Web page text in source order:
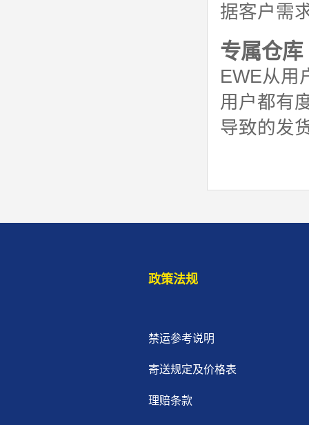
据客户需
专属仓库
EWE从用
用户都有
导致的发
政策法规
禁运参考说明
寄送规定及价格表
理赔条款